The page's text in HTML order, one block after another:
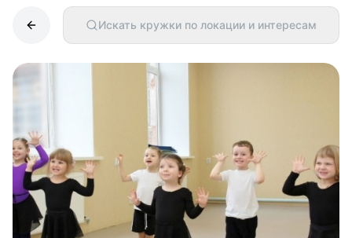
Искать кружки по локации и интересам